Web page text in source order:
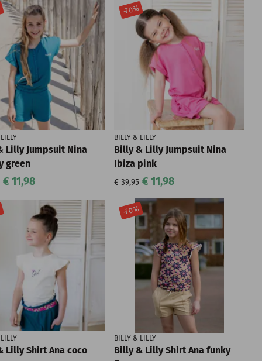
Lilly Jumpsuit Nina
green
€ 11,98
-70%
BILLY & LILLY
Billy & Lilly Jumpsuit Nina
Ibiza pink
€ 39,95 € 11,98
Lilly Shirt Ana coco
-70%
BILLY & LILLY
Billy & Lilly Shirt Ana funky